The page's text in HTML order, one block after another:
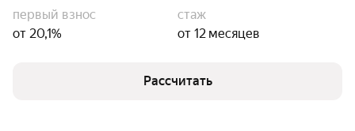
первый взнос
от 20,1%
стаж
от 12 месяцев
Рассчитать